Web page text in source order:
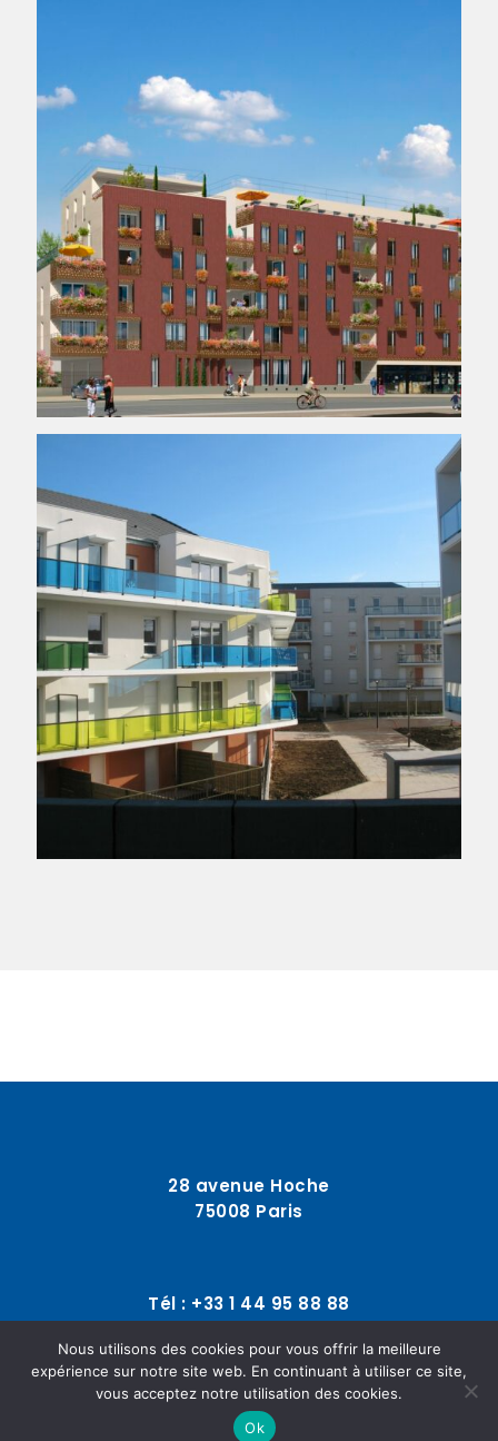
28 avenue Hoche
75008 Paris
Tél : +33 1 44 95 88 88
contact@fonciere-reference.com
Nous utilisons des cookies pour vous offrir la meilleure
expérience sur notre site web. En continuant à utiliser ce site,
vous acceptez notre utilisation des cookies.
Ok